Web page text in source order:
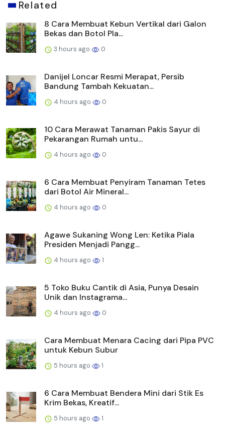
Related
8 Cara Membuat Kebun Vertikal dari Galon
Bekas dan Botol Pla...
3 hours ago 0
Danijel Loncar Resmi Merapat, Persib
Bandung Tambah Kekuatan...
4 hours ago 0
10 Cara Merawat Tanaman Pakis Sayur di
Pekarangan Rumah untu...
4 hours ago 0
6 Cara Membuat Penyiram Tanaman Tetes
dari Botol Air Mineral...
4 hours ago 0
Agawe Sukaning Wong Len: Ketika Piala
Presiden Menjadi Pangg...
4 hours ago 1
5 Toko Buku Cantik di Asia, Punya Desain
Unik dan Instagrama...
4 hours ago 0
Cara Membuat Menara Cacing dari Pipa PVC
untuk Kebun Subur
5 hours ago 1
6 Cara Membuat Bendera Mini dari Stik Es
Krim Bekas, Kreatif...
5 hours ago 1